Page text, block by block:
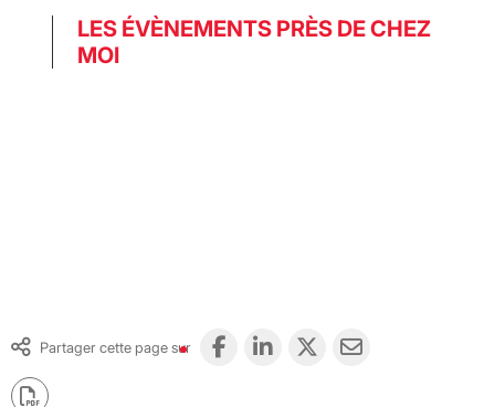
LES ÉVÈNEMENTS PRÈS DE CHEZ
MOI
Partager cette page sur